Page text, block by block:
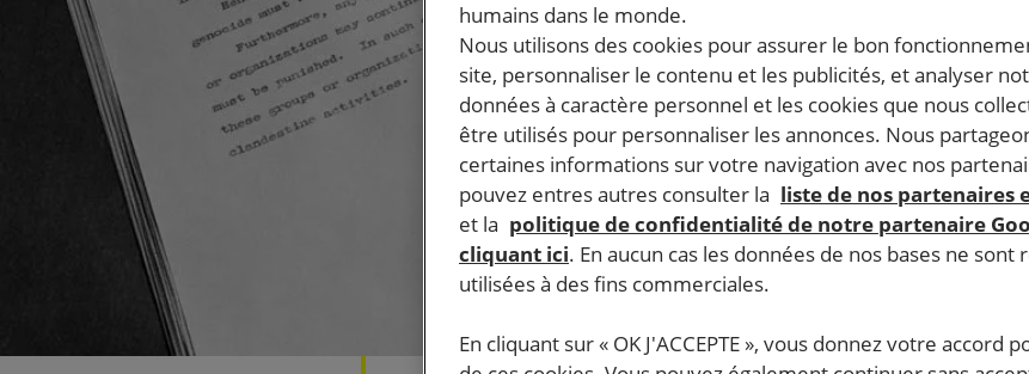
humains dans le monde.
Nous utilisons des cookies pour assurer le bon
site, personnaliser le contenu et les publicités, et analyser
données à caractère personnel et les cookies que nous
être utilisés pour personnaliser les annonces. Nous
certaines informations sur votre navigation avec nos
pouvez entres autres consulter la liste de nos partenaires
et la politique de confidentialité de notre partenaire
cliquant ici. En aucun cas les données de nos bases ne sont
utilisées à des fins commerciales.
En cliquant sur « OK J'ACCEPTE », vous donnez votre accord